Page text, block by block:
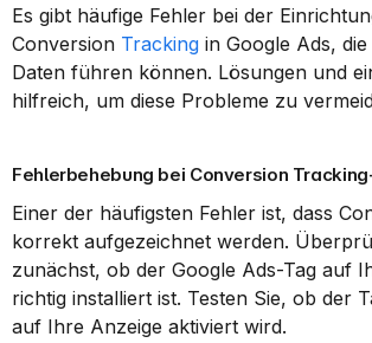
Es gibt häufige Fehler bei der
Conversion Tracking in Google Ads,
Daten führen können. Lösungen und
hilfreich, um diese Probleme zu
Fehlerbehebung bei Conversion
Einer der häufigsten Fehler ist, dass
korrekt aufgezeichnet werden.
zunächst, ob der Google Ads-Tag auf
richtig installiert ist. Testen Sie, ob der
auf Ihre Anzeige aktiviert wird.